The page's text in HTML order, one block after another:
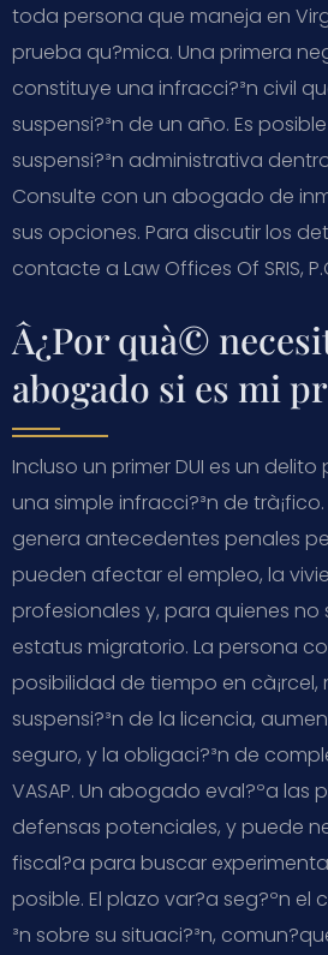
toda persona que maneja en
prueba qu?­mica. Una primera
constituye una infracci?³n civil
suspensi?³n de un año. Es
suspensi?³n administrativa
Consulte con un abogado de
sus opciones. Para discutir los
contacte a Law Offices Of SRIS,
Â¿Por quà©
abogado si es mi
Incluso un primer DUI es un
una simple infracci?³n de
genera antecedentes penales
pueden afectar el empleo, la
profesionales y, para quienes
estatus migratorio. La persona
posibilidad de tiempo en cà¡rcel,
suspensi?³n de la licencia,
seguro, y la obligaci?³n de
VASAP. Un abogado eval?ºa las
defensas potenciales, y puede
fiscal?­a para buscar
posible. El plazo var?­a seg?ºn el
³n sobre su situaci?³n,